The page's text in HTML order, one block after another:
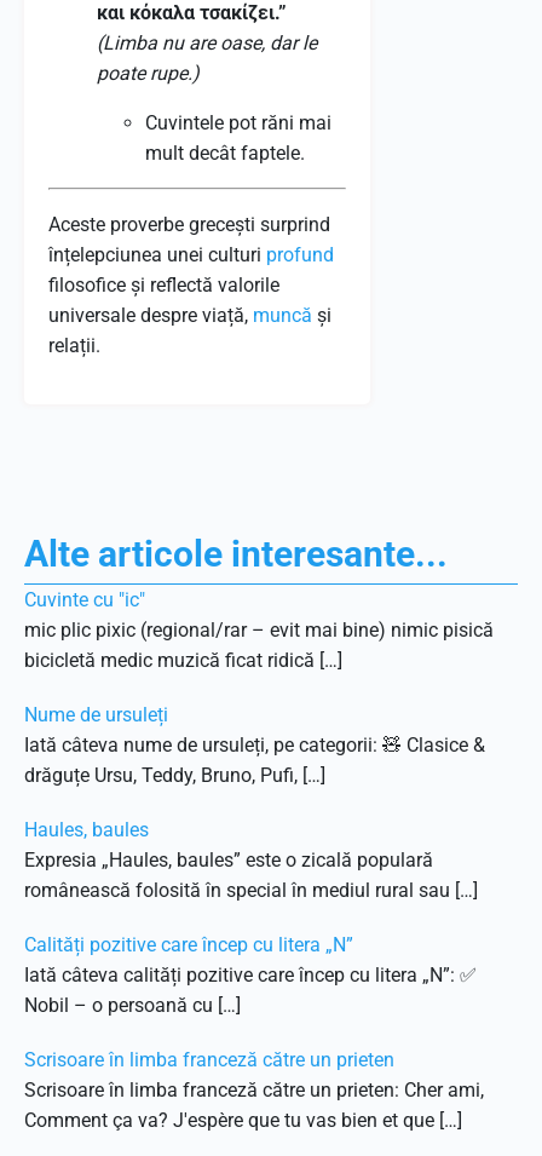
και κόκαλα τσακίζει.”
(Limba nu are oase, dar le
poate rupe.)
Cuvintele pot răni mai
mult decât faptele.
Aceste proverbe grecești surprind
înțelepciunea unei culturi profund
filosofice și reflectă valorile
universale despre viață, muncă și
relații.
Alte articole interesante...
Cuvinte cu "ic"
mic plic pixic (regional/rar – evit mai bine) nimic pisică
bicicletă medic muzică ficat ridică […]
Nume de ursuleți
Iată câteva nume de ursuleți, pe categorii: 🧸 Clasice &
drăguțe Ursu, Teddy, Bruno, Pufi, […]
Haules, baules
Expresia „Haules, baules” este o zicală populară
românească folosită în special în mediul rural sau […]
Calități pozitive care încep cu litera „N”
Iată câteva calități pozitive care încep cu litera „N”: ✅
Nobil – o persoană cu […]
Scrisoare în limba franceză către un prieten
Scrisoare în limba franceză către un prieten: Cher ami,
Comment ça va? J'espère que tu vas bien et que […]